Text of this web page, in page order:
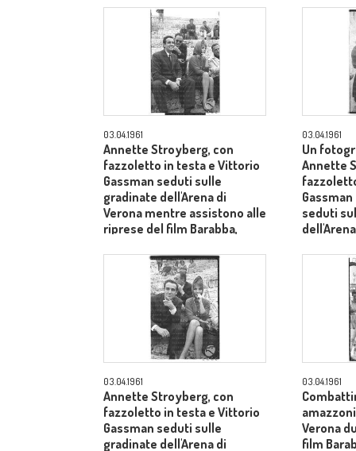
03.04.1961
Annette Stroyberg, con
fazzoletto in testa e Vittorio
Gassman seduti sulle
gradinate dell'Arena di
Verona mentre assistono alle
riprese del film Barabba,
Laurentiis - totale
03.04.1961
Un
Annette
seduti
03.04.1961
Annette Stroyberg, con
fazzoletto in testa e Vittorio
Gassman seduti sulle
gradinate dell'Arena di
03.04.1961
Verona
film